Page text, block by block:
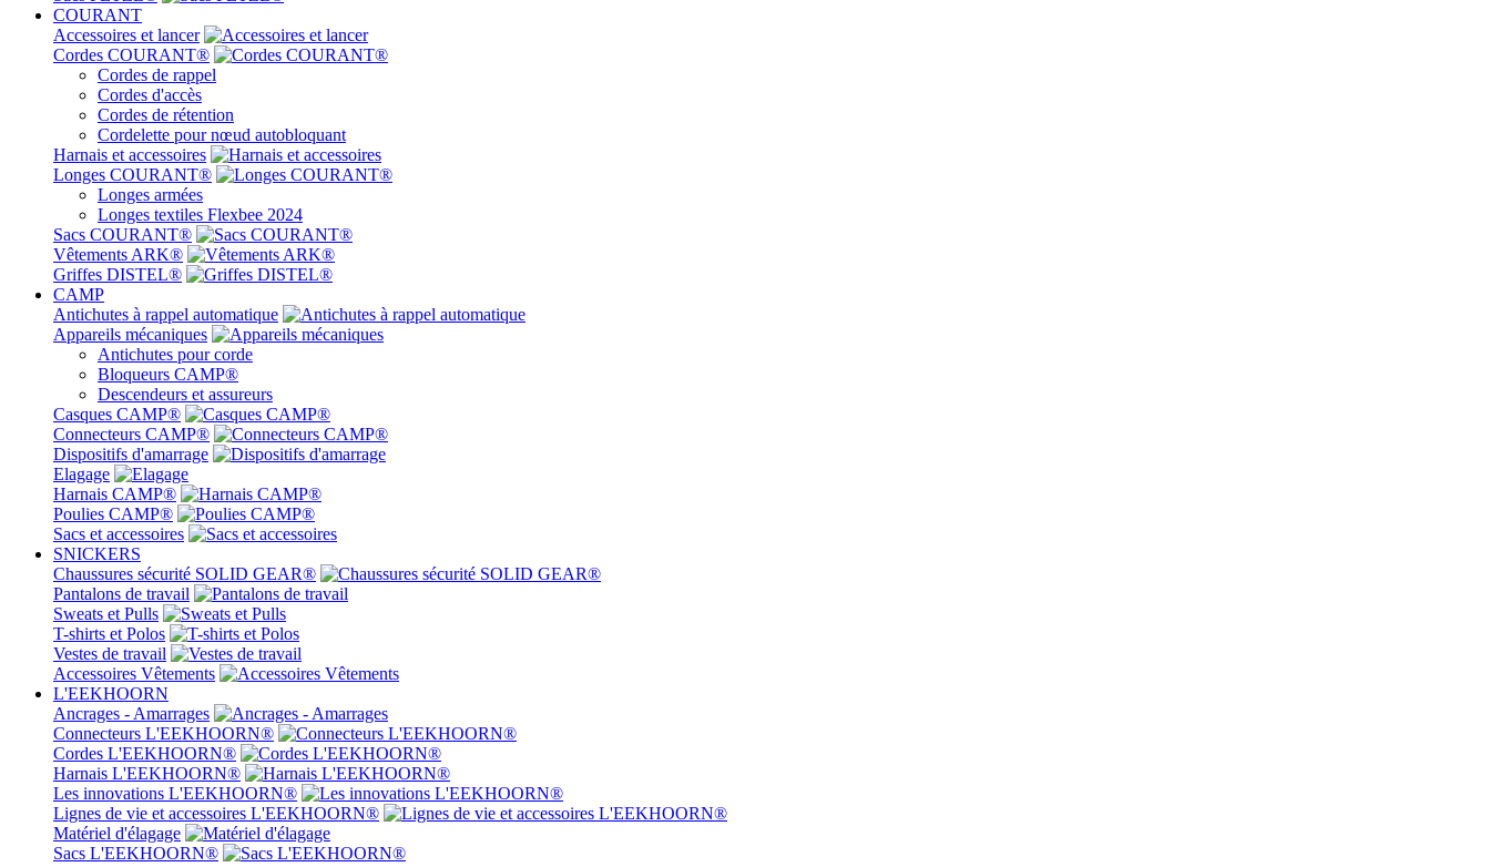
COURANT
Accessoires et lancer
Cordes COURANT®
Cordes de rappel
Cordes d'accès
Cordes de rétention
Cordelette pour nœud autobloquant
Harnais et accessoires
Longes COURANT®
Longes armées
Longes textiles Flexbee 2024
Sacs COURANT®
Vêtements ARK®
Griffes DISTEL®
CAMP
Antichutes à rappel automatique
Appareils mécaniques
Antichutes pour corde
Bloqueurs CAMP®
Descendeurs et assureurs
Casques CAMP®
Connecteurs CAMP®
Dispositifs d'amarrage
Elagage
Harnais CAMP®
Poulies CAMP®
Sacs et accessoires
SNICKERS
Chaussures sécurité SOLID GEAR®
Pantalons de travail
Sweats et Pulls
T-shirts et Polos
Vestes de travail
Accessoires Vêtements
L'EEKHOORN
Ancrages - Amarrages
Connecteurs L'EEKHOORN®
Cordes L'EEKHOORN®
Harnais L'EEKHOORN®
Les innovations L'EEKHOORN®
Lignes de vie et accessoires L'EEKHOORN®
Matériel d'élagage
Sacs L'EEKHOORN®